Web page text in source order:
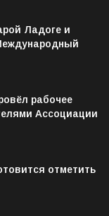
Ладоге и
рабочее
Ассоциации
отметить